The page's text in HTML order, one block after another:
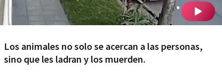
Los animales no solo se acercan a las personas,
sino que les ladran y los muerden.